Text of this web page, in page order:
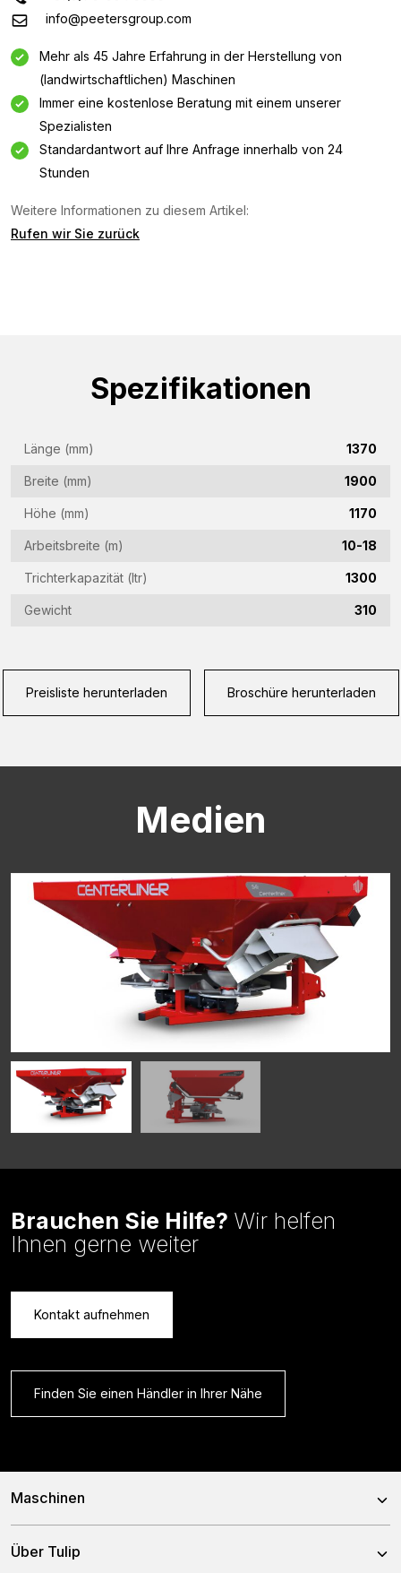
info@peetersgroup.com
Mehr als 45 Jahre Erfahrung in der Herstellung von
(landwirtschaftlichen) Maschinen
Immer eine kostenlose Beratung mit einem unserer
Spezialisten
Standardantwort auf Ihre Anfrage innerhalb von 24
Stunden
Weitere Informationen zu diesem Artikel:
Rufen wir Sie zurück
Spezifikationen
Länge (mm) 1370
Breite (mm) 1900
Höhe (mm) 1170
Arbeitsbreite (m) 10-18
Trichterkapazität (ltr) 1300
Gewicht 310
Preisliste herunterladen Broschüre herunterladen
Medien
Brauchen Sie Hilfe? Wir helfen
Ihnen gerne weiter
Kontakt aufnehmen
Finden Sie einen Händler in Ihrer Nähe
Informationsanfrage
Firmenname
E-
Mail-
(Required)
Telefon
Land
Maschinen
Kreiseleggen
Über Tulip